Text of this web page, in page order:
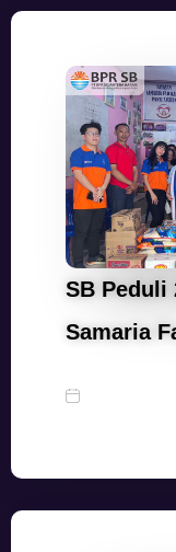
SB Peduli
Samaria